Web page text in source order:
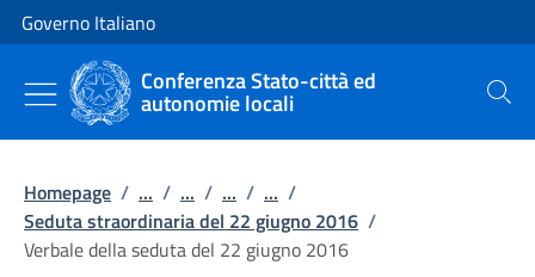
Vai al contenuto
Vai alla navigazione del sito
Governo Italiano
Conferenza Stato-città ed
autonomie locali Cerca
Homepage / ... / ... / ... / ... /
Seduta straordinaria del 22 giugno 2016 /
Verbale della seduta del 22 giugno 2016